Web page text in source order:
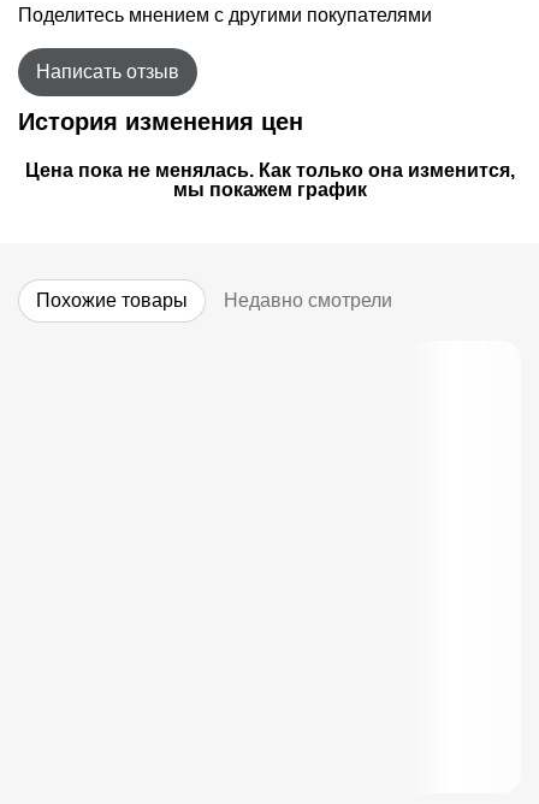
Поделитесь мнением с другими покупателями
Написать отзыв
История изменения цен
Цена пока не менялась. Как только она изменится,
мы покажем график
Похожие товары Недавно смотрели